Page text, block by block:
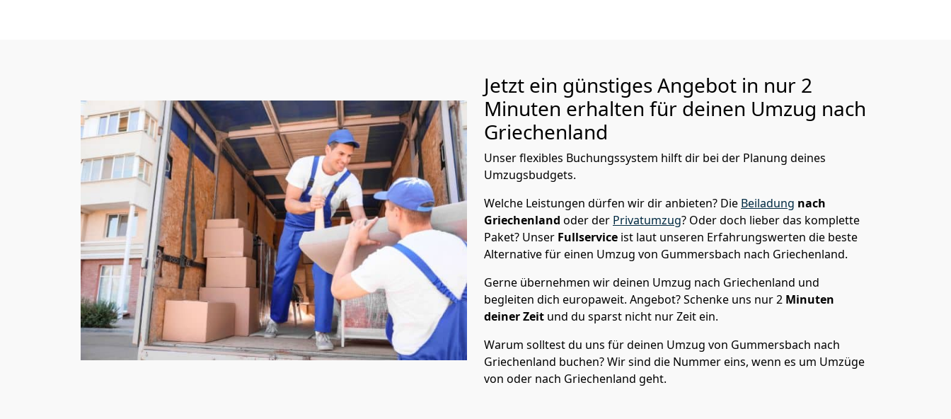
Jetzt ein günstiges Angebot in nur 2
Minuten erhalten für deinen Umzug nach
Griechenland
Unser flexibles Buchungssystem hilft dir bei der Planung deines
Umzugsbudgets.
Welche Leistungen dürfen wir dir anbieten? Die Beiladung nach
Griechenland oder der Privatumzug? Oder doch lieber das komplette
Paket? Unser Fullservice ist laut unseren Erfahrungswerten die beste
Alternative für einen Umzug von Gummersbach nach Griechenland.
Gerne übernehmen wir deinen Umzug nach Griechenland und
begleiten dich europaweit. Angebot? Schenke uns nur2 Minuten
deiner Zeit und du sparst nicht nur Zeit ein.
Warum solltest du uns für deinen Umzug von Gummersbach nach
Griechenland buchen? Wir sind die Nummer eins, wenn es um Umzüge
von oder nach Griechenland geht.